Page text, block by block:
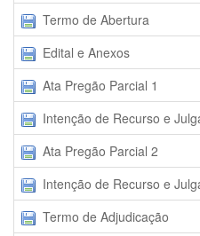
Termo de Abertura
Edital e Anexos
Ata Pregão Parcial 1
Intenção de Recurso e
Ata Pregão Parcial 2
Intenção de Recurso e
Termo de Adjudicação